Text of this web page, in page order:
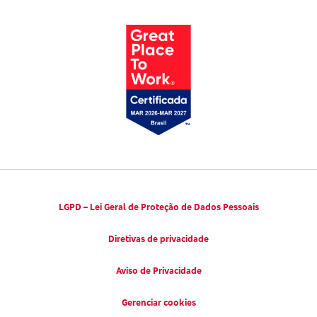
Códigos de Conduta Ética
LGPD – Lei Geral de Proteção de Dados Pessoais
Diretivas de privacidade
Aviso de Privacidade
Gerenciar cookies